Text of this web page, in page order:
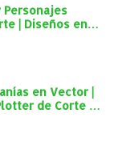
Personajes
| Diseños en
en Vector |
de Corte y